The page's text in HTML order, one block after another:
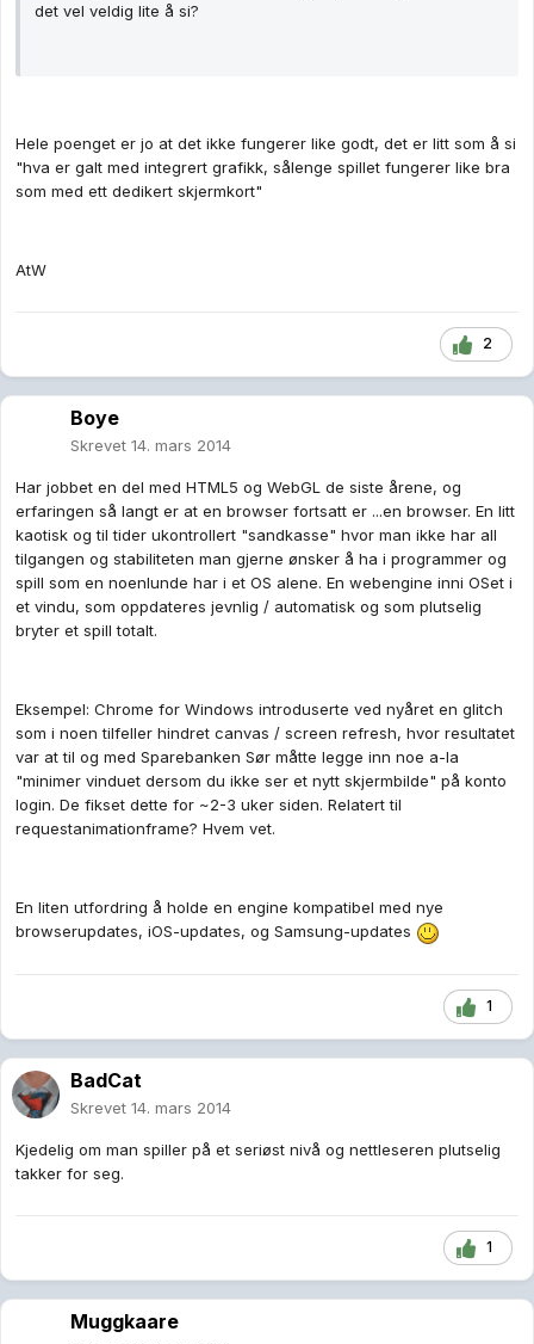
det vel veldig lite å si?
Hele poenget er jo at det ikke fungerer like godt, det er litt som å si
"hva er galt med integrert grafikk, sålenge spillet fungerer like bra
som med ett dedikert skjermkort"
AtW
2
Boye
Skrevet 14. mars 2014
Har jobbet en del med HTML5 og WebGL de siste årene, og
erfaringen så langt er at en browser fortsatt er ...en browser. En litt
kaotisk og til tider ukontrollert "sandkasse" hvor man ikke har all
tilgangen og stabiliteten man gjerne ønsker å ha i programmer og
spill som en noenlunde har i et OS alene. En webengine inni OSet i
et vindu, som oppdateres jevnlig / automatisk og som plutselig
bryter et spill totalt.
Eksempel: Chrome for Windows introduserte ved nyåret en glitch
som i noen tilfeller hindret canvas / screen refresh, hvor resultatet
var at til og med Sparebanken Sør måtte legge inn noe a-la
"minimer vinduet dersom du ikke ser et nytt skjermbilde" på konto
login. De fikset dette for ~2-3 uker siden. Relatert til
requestanimationframe? Hvem vet.
En liten utfordring å holde en engine kompatibel med nye
browserupdates, iOS-updates, og Samsung-updates
1
BadCat
Skrevet 14. mars 2014
Kjedelig om man spiller på et seriøst nivå og nettleseren plutselig
takker for seg.
1
Muggkaare